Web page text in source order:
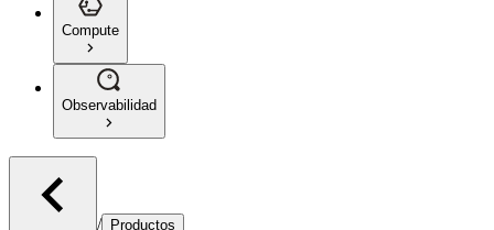
Compute
Observabilidad
/ Productos